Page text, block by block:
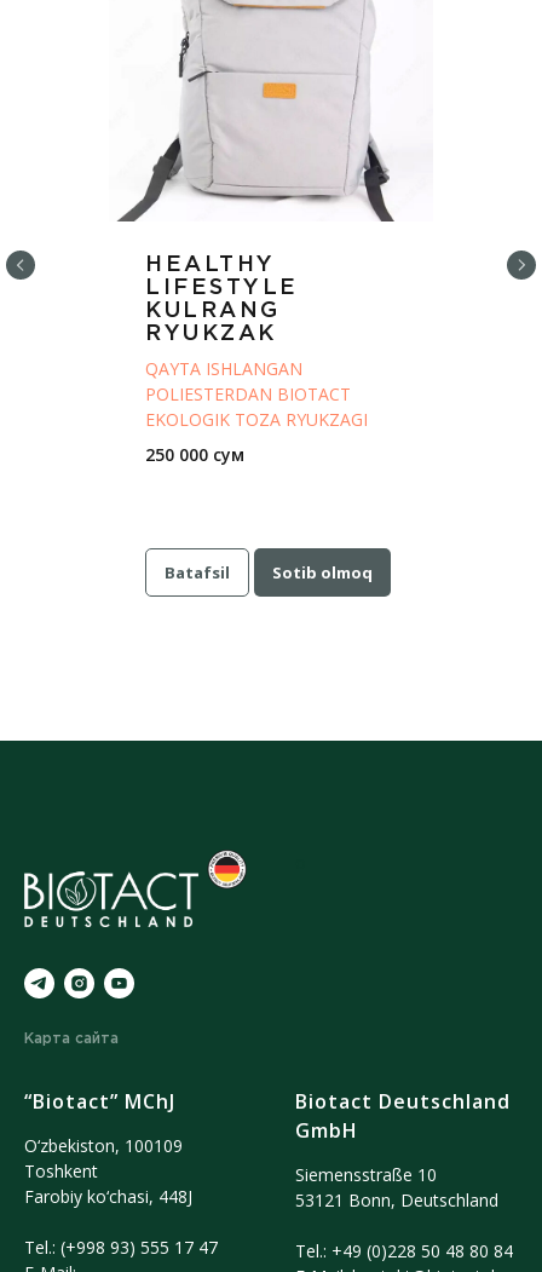
HEALTHY
LIFESTYLE
KULRANG
RYUKZAK
QAYTA ISHLANGAN
POLIESTERDAN BIOTACT
EKOLOGIK TOZA RYUKZAGI
250 000 сум
Batafsil Sotib olmoq
Карта сайта
“Biotact” MChJ
O‘zbekiston, 100109
Тoshkent
Farobiy ko‘chasi, 448J
Tel.: (+998 93) 555 17 47
Biotact Deutschland
GmbH
Siemensstraße 10
53121 Bonn, Deutschland
Tel.: +49 (0)228 50 48 80 84